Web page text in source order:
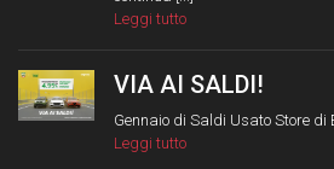
Leggi tutto
VIA AI SALDI!
Gennaio di Saldi Usato Store di
Leggi tutto